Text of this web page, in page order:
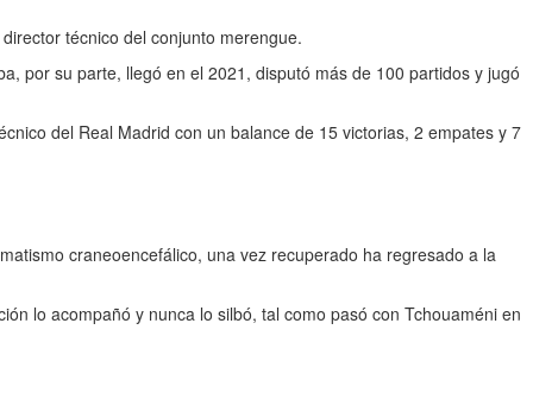
técnico del conjunto merengue.
por su parte, llegó en el 2021, disputó más de 100 partidos y jugó
del Real Madrid con un balance de 15 victorias, 2 empates y 7
craneoencefálico, una vez recuperado ha regresado a la
lo acompañó y nunca lo silbó, tal como pasó con Tchouaméni en